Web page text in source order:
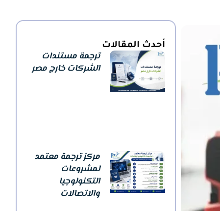
أحدث المقالات
ترجمة مستندات
الشركات خارج مصر
مركز ترجمة معتمد
لمشروعات
التكنولوجيا
والاتصالات